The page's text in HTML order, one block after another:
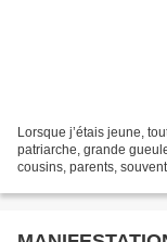
Lorsque j’étais jeune,
patriarche, grande
cousins, parents,